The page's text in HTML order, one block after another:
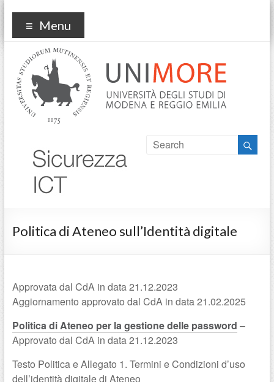
sicurezzaict
Menu
Politica di Ateneo sull’Identità digitale
Approvata dal CdA in data 21.12.2023
Aggiornamento approvato dal CdA in data 21.02.2025
Politica di Ateneo per la gestione delle password –
Approvato dal CdA in data 21.12.2023
Testo Politica e Allegato 1. Termini e Condizioni d’uso
dell’identità digitale di Ateneo